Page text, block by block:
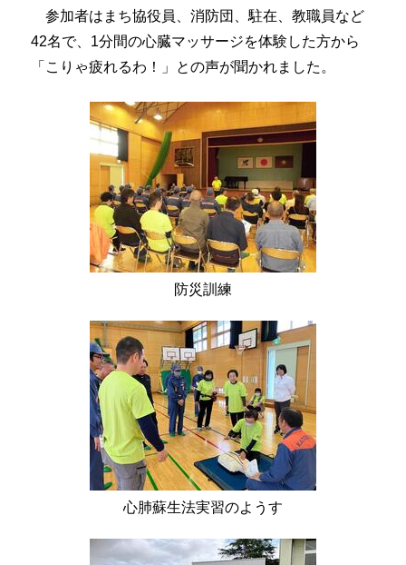
参加者はまち協役員、消防団、駐在、教職員など
42名で、1分間の心臓マッサージを体験した方から
「こりゃ疲れるわ！」との声が聞かれました。
防災訓練
心肺蘇生法実習のようす